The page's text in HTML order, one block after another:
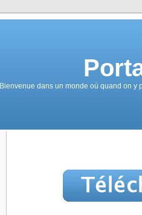
Bienvenue dans un monde où quand on y